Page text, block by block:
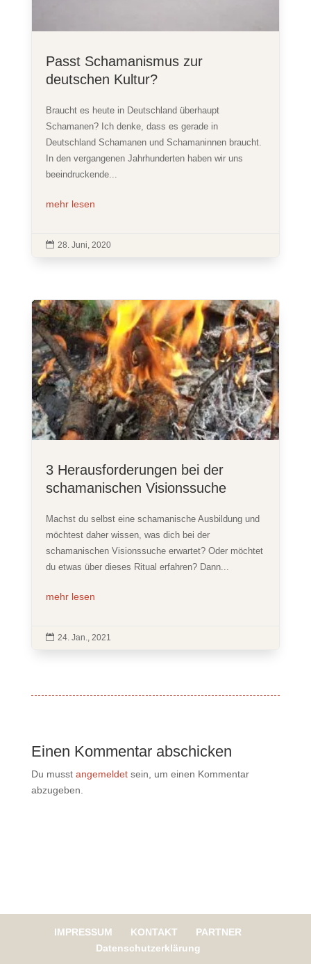
Passt Schamanismus zur
deutschen Kultur?
Braucht es heute in Deutschland überhaupt
Schamanen? Ich denke, dass es gerade in
Deutschland Schamanen und Schamaninnen braucht.
In den vergangenen Jahrhunderten haben wir uns
beeindruckende...
mehr lesen
 28. Juni, 2020
3 Herausforderungen bei der
schamanischen Visionssuche
Machst du selbst eine schamanische Ausbildung und
möchtest daher wissen, was dich bei der
schamanischen Visionssuche erwartet? Oder möchtet
du etwas über dieses Ritual erfahren? Dann...
mehr lesen
 24. Jan., 2021
Einen Kommentar abschicken
Du musst angemeldetsein, um einen Kommentar
abzugeben.
IMPRESSUM KONTAKT
PARTNER
Datenschutzerklärung